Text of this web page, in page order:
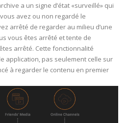
a un signe d’état «surveillé» qui
avez ou non regardé le
arrêté de regarder au milieu d’une
vous êtes arrêté et tente de
arrêté. Cette fonctionnalité
application, pas seulement celle sur
à regarder le contenu en premier